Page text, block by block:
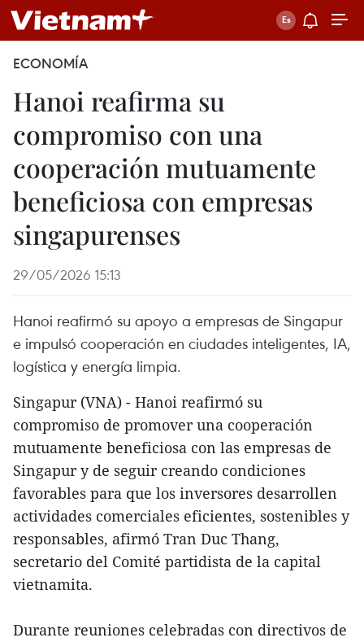
ECONOMÍA
Hanoi reafirma su
compromiso con una
cooperación mutuamente
beneficiosa con empresas
singapurenses
29/05/2026 15:13
Hanoi reafirmó su apoyo a empresas de Singapur
e impulsó cooperación en ciudades inteligentes, IA,
logística y energía limpia.
Singapur (VNA) - Hanoi reafirmó su
compromiso de promover una cooperación
mutuamente beneficiosa con las empresas de
Singapur y de seguir creando condiciones
favorables para que los inversores desarrollen
actividades comerciales eficientes, sostenibles y
responsables, afirmó Tran Duc Thang,
secretario del Comité partidista de la capital
vietnamita.
Durante reuniones celebradas con directivos de